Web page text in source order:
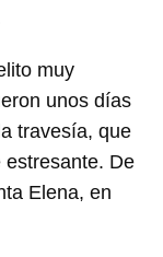
muy
unos días
travesía, que
estresante. De
Elena, en